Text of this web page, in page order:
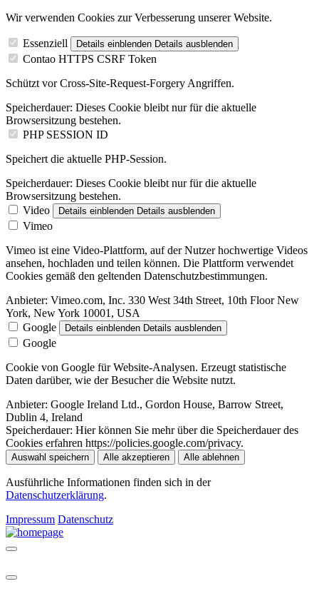
Wir verwenden Cookies zur Verbesserung unserer Website.
Essenziell Details einblenden Details ausblenden
Contao HTTPS CSRF Token
Schützt vor Cross-Site-Request-Forgery Angriffen.
Speicherdauer: Dieses Cookie bleibt nur für die aktuelle
Browsersitzung bestehen.
PHP SESSION ID
Speichert die aktuelle PHP-Session.
Speicherdauer: Dieses Cookie bleibt nur für die aktuelle
Browsersitzung bestehen.
Video
Details einblenden Details ausblenden
Vimeo
Vimeo ist eine Video-Plattform, auf der Nutzer hochwertige Videos
ansehen, hochladen und teilen können. Die Plattform verwendet
Cookies gemäß den geltenden Datenschutzbestimmungen.
Anbieter: Vimeo.com, Inc. 330 West 34th Street, 10th Floor New
York, New York 10001, USA
Google
Details einblenden Details ausblenden
Google
Cookie von Google für Website-Analysen. Erzeugt statistische
Daten darüber, wie der Besucher die Website nutzt.
Anbieter: Google Ireland Ltd., Gordon House, Barrow Street,
Dublin 4, Ireland
Speicherdauer: Hier können Sie mehr über die Speicherdauer des
Cookies erfahren https://policies.google.com/privacy.
Auswahl speichern Alle akzeptieren Alle ablehnen
Ausführliche Informationen finden sich in der
Datenschutzerklärung.
Impressum Datenschutz